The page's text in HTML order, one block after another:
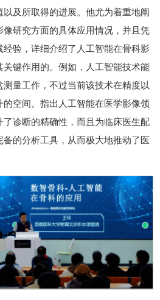
及所取得的进展。他尤为着重地阐
研究方面的具体应用情况，并且凭
验，详细介绍了人工智能在骨科影
键作用的。例如，人工智能技术能
量工作，不过当前该技术在精度以
空间。指出人工智能在医学影像领
诊断的精确性，而且为临床医生配
的分析工具，从而极大地推动了医